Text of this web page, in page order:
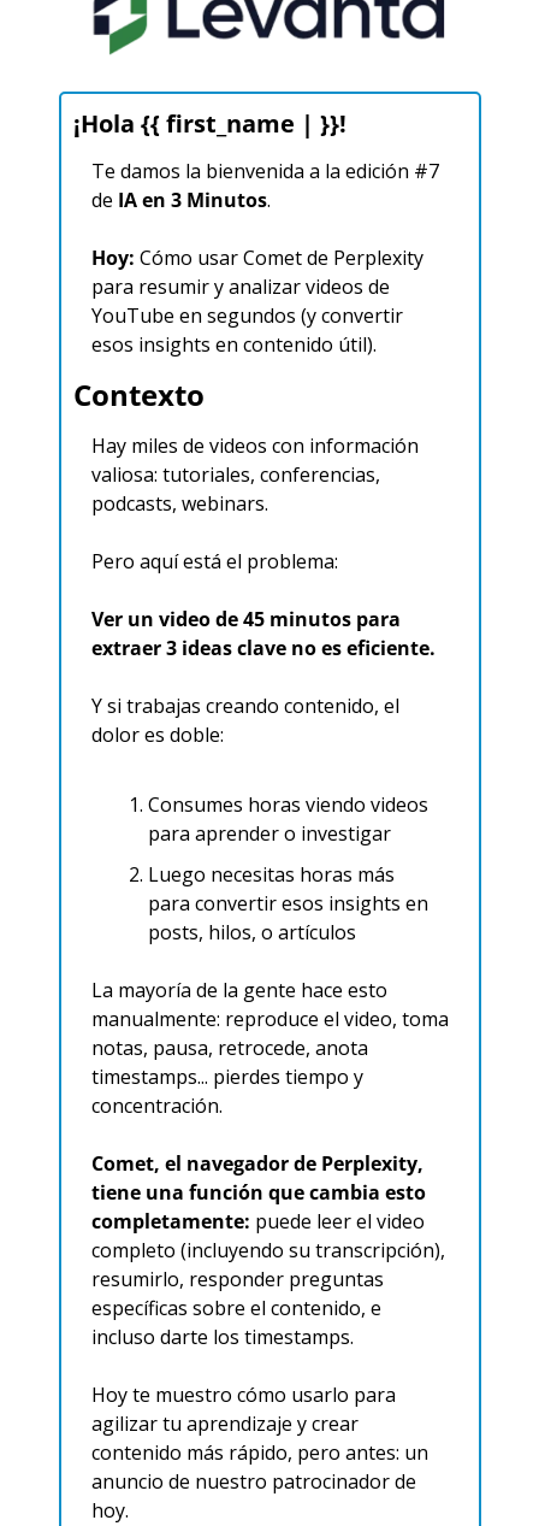
¡Hola {{ first_name | }}!
Te damos la bienvenida a la edición #7
de IA en 3 Minutos.
Hoy: Cómo usar Comet de Perplexity
para resumir y analizar videos de
YouTube en segundos (y convertir
esos insights en contenido útil).
Contexto
Hay miles de videos con información
valiosa: tutoriales, conferencias,
podcasts, webinars.
Pero aquí está el problema:
Ver un video de 45 minutos para
extraer 3 ideas clave no es eficiente.
Y si trabajas creando contenido, el
dolor es doble:
Consumes horas viendo videos
para aprender o investigar
Luego necesitas horas más
para convertir esos insights en
posts, hilos, o artículos
La mayoría de la gente hace esto
manualmente: reproduce el video, toma
notas, pausa, retrocede, anota
timestamps... pierdes tiempo y
concentración.​
Comet, el navegador de Perplexity,
tiene una función que cambia esto
completamente: puede leer el video
completo (incluyendo su transcripción),
resumirlo, responder preguntas
específicas sobre el contenido, e
incluso darte los timestamps.
Hoy te muestro cómo usarlo para
agilizar tu aprendizaje y crear
contenido más rápido, pero antes: un
anuncio de nuestro patrocinador de
hoy.